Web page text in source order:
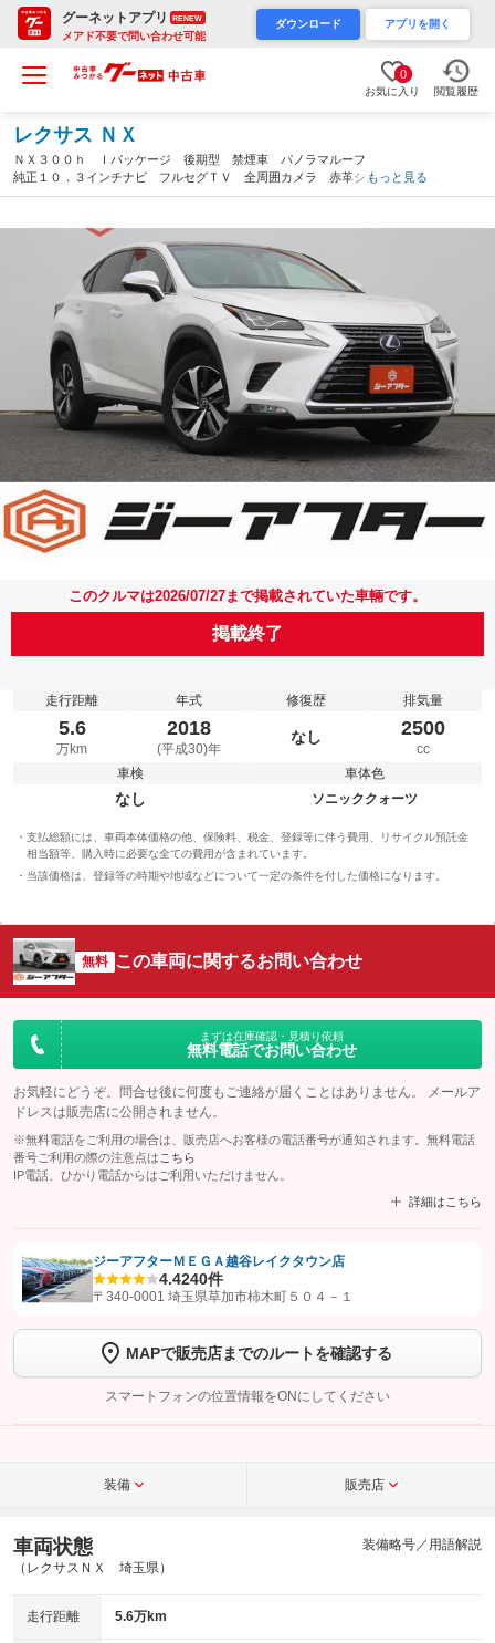
グーネットアプリ RENEW
メアド不要で問い合わせ可能
ダウンロード アプリを開く
0
お気に入り 閲覧履歴
レクサス ＮＸ
ＮＸ３００ｈ Ｉパッケージ 後期型 禁煙車 パノラマルーフ
純正１０．３インチナビ フルセグＴＶ 全周囲カメラ 赤革シー
ト ＥＴＣ２．０ シートヒーター パワーシート 三眼ＬＥＤヘ
もっと見る
このクルマは2026/07/27まで掲載されていた車輛です。
掲載終了
走行距離
5.6
万km
年式
2018
(平成30)年
修復歴
なし
排気量
2500
cc
車検
なし
車体色
ソニッククォーツ
支払総額には、車両本体価格の他、保険料、税金、登録等に伴う費用、リサイクル預託金
相当額等、購入時に必要な全ての費用が含まれています。
当該価格は、登録等の時期や地域などについて一定の条件を付した価格になります。
無料 この車両に関するお問い合わせ
まずは在庫確認・見積り依頼
無料電話でお問い合わせ
お気軽にどうぞ。問合せ後に何度もご連絡が届くことはありません。 メールア
ドレスは販売店に公開されません。
※無料電話をご利用の場合は、販売店へお客様の電話番号が通知されます。無料電話
番号ご利用の際の注意点は こちら
IP電話、ひかり電話からはご利用いただけません。
詳細はこちら
【STEP1】
認証画面でグーネットを友だち追加してから「許可する」ボタンを押
トーク画面で
ボタンをタップして問い合わせを
完了してください。
こちら
ジーアフターＭＥＧＡ越谷レイクタウン店
4.4240件
〒340-0001 埼玉県草加市柿木町５０４－１
MAPで販売店までのルートを確認する
スマートフォンの位置情報をONにしてください
装備 販売店
車両状態
（レクサスＮＸ 埼玉県）
装備略号／用語解説
走行距離 5.6万km